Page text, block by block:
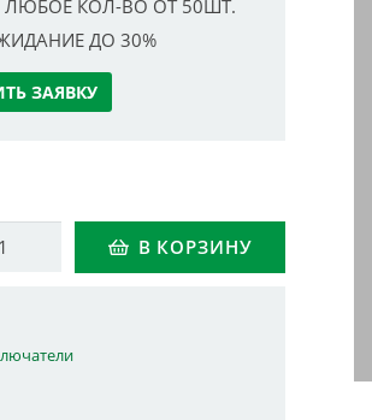
ЛЮБОЕ КОЛ-ВО ОТ 50ШТ.
ДО 30%
ЗАЯВКУ
Количество В КОРЗИНУ